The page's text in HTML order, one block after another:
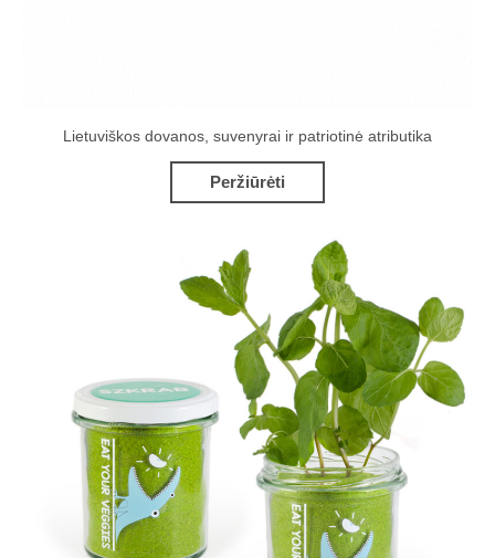
Lietuviškos dovanos, suvenyrai ir patriotinė atributika
Peržiūrėti